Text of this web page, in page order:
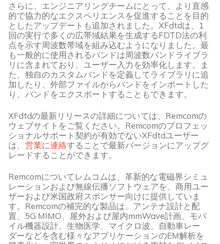
さらに、エンジニアリングチームにとって、より直感
的で協力的なエクスペリエンスを促進することを目的
としたアップデートも追加されました。XFdtdは、1
回の実行で多くの広帯域結果を生成するFDTD法の利
点を示す周波数帯域を組み込むようになりました。最
も一般的に使用されるバンドは周波数バンドライブラ
リに含まれており、ユーザー入力を効率化します。ま
た、独自のカスタムバンドを定義してライブラリに追
加したり、外部ファイルからバンドをインポートした
り、バンドをエクスポートすることもできます。
XFdtdの最新リリースの詳細については、Remcomの
ウェブサイトをご覧ください。Remcomのプロフェッ
ショナルサポート契約が有効でないXFdtdユーザー
は、 営業に連絡することで最新バージョンにアップグ
レードすることができます。
Remcomについてレムコムは、革新的な電磁界シミュ
レーションおよび無線伝播ソフトウェアを、商用ユー
ザーおよび米国政府スポンサー向けに提供していま
す。Remcomの補完的な製品は、アンテナ設計と配
置、5G MIMO、屋外および屋内mmWave計画、モバ
イル機器設計、生物医学、マイクロ波、自動車レー
ダーなどを含む様々なアプリケーションのEM解析を